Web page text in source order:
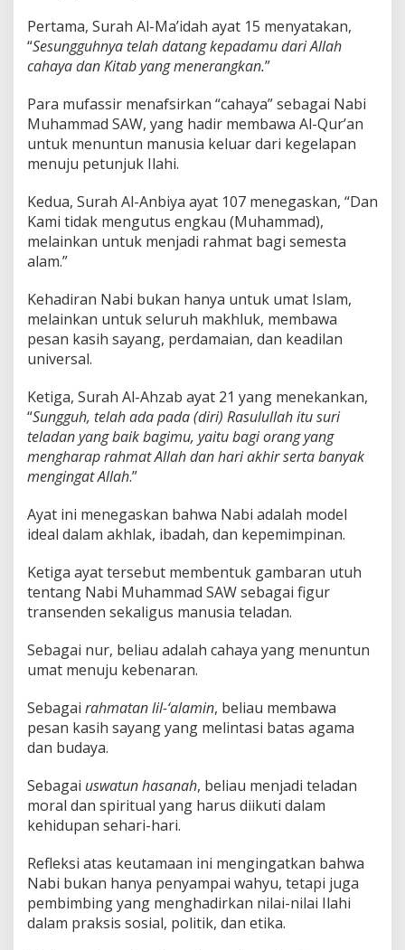
Pertama, Surah Al-Ma’idah ayat 15 menyatakan,
“Sesungguhnya telah datang kepadamu dari Allah
cahaya dan Kitab yang menerangkan.”
Para mufassir menafsirkan “cahaya” sebagai Nabi
Muhammad SAW, yang hadir membawa Al-Qur’an
untuk menuntun manusia keluar dari kegelapan
menuju petunjuk Ilahi.
Kedua, Surah Al-Anbiya ayat 107 menegaskan, “Dan
Kami tidak mengutus engkau (Muhammad),
melainkan untuk menjadi rahmat bagi semesta
alam.”
Kehadiran Nabi bukan hanya untuk umat Islam,
melainkan untuk seluruh makhluk, membawa
pesan kasih sayang, perdamaian, dan keadilan
universal.
Ketiga, Surah Al-Ahzab ayat 21 yang menekankan,
“Sungguh, telah ada pada (diri) Rasulullah itu suri
teladan yang baik bagimu, yaitu bagi orang yang
mengharap rahmat Allah dan hari akhir serta banyak
mengingat Allah.”
Ayat ini menegaskan bahwa Nabi adalah model
ideal dalam akhlak, ibadah, dan kepemimpinan.
Ketiga ayat tersebut membentuk gambaran utuh
tentang Nabi Muhammad SAW sebagai figur
transenden sekaligus manusia teladan.
Sebagai nur, beliau adalah cahaya yang menuntun
umat menuju kebenaran.
Sebagai rahmatan lil-‘alamin, beliau membawa
pesan kasih sayang yang melintasi batas agama
dan budaya.
Sebagai uswatun hasanah, beliau menjadi teladan
moral dan spiritual yang harus diikuti dalam
kehidupan sehari-hari.
Refleksi atas keutamaan ini mengingatkan bahwa
Nabi bukan hanya penyampai wahyu, tetapi juga
pembimbing yang menghadirkan nilai-nilai Ilahi
dalam praksis sosial, politik, dan etika.